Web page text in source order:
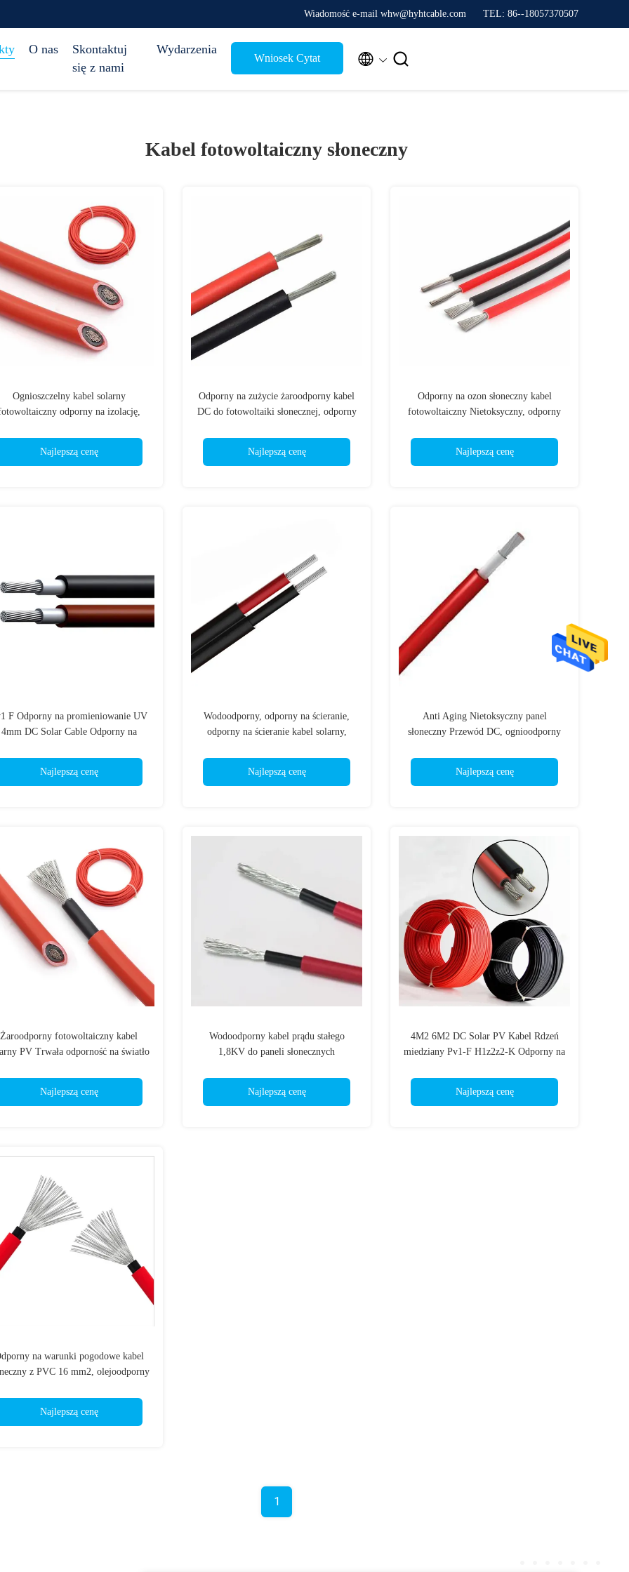
Wiadomość e-mail whw@hyhtcable.com TEL: 86--18057370507
O nas
Skontaktuj
się z nami
Wydarzenia
Wniosek Cytat  
Kabel fotowoltaiczny słoneczny
Ognioszczelny kabel solarny
odporny na izolację,
Najlepszą cenę
Odporny na zużycie żaroodporny kabel
DC do fotowoltaiki słonecznej, odporny
Najlepszą cenę
Odporny na ozon słoneczny kabel
fotowoltaiczny Nietoksyczny, odporny
Najlepszą cenę
F Odporny na promieniowanie UV
4mm DC Solar Cable Odporny na
Najlepszą cenę
Wodoodporny, odporny na ścieranie,
odporny na ścieranie kabel solarny,
Najlepszą cenę
Anti Aging Nietoksyczny panel
słoneczny Przewód DC, ognioodporny
Najlepszą cenę
Żaroodporny fotowoltaiczny kabel
PV Trwała odporność na światło
Najlepszą cenę
Wodoodporny kabel prądu stałego
1,8KV do paneli słonecznych
Najlepszą cenę
4M2 6M2 DC Solar PV Kabel Rdzeń
miedziany Pv1-F H1z2z2-K Odporny na
Najlepszą cenę
na warunki pogodowe kabel
z PVC 16 mm2, olejoodporny
Najlepszą cenę
1